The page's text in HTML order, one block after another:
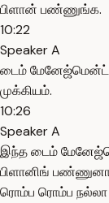
பிளான் பண்ணுங்க.
10:22
Speaker A
டைம் மேனேஜ்மென்ட்
முக்கியம்.
10:26
Speaker A
இந்த டைம்
பிளானிங்
ரொம்ப ரொம்ப நல்லா